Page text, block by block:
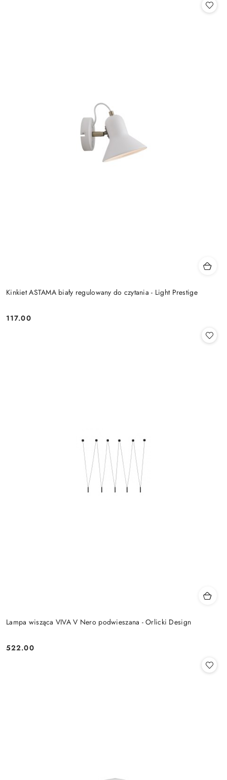
Kinkiet ASTAMA biały regulowany do czytania - Light Prestige
Cena:
117.00
Lampa wisząca VIVA V Nero podwieszana - Orlicki Design
Cena:
522.00